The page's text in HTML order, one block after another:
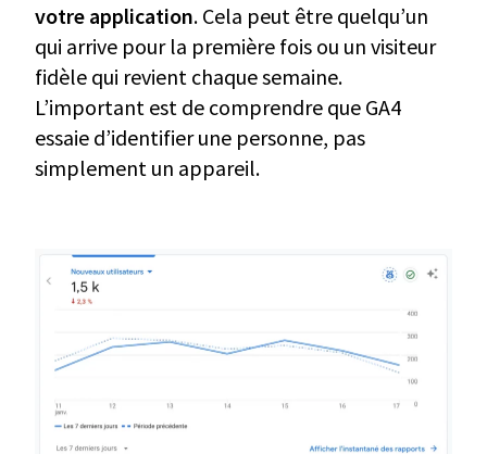
votre application. Cela peut être quelqu’un
qui arrive pour la première fois ou un visiteur
fidèle qui revient chaque semaine.
L’important est de comprendre que GA4
essaie d’identifier une personne, pas
simplement un appareil.